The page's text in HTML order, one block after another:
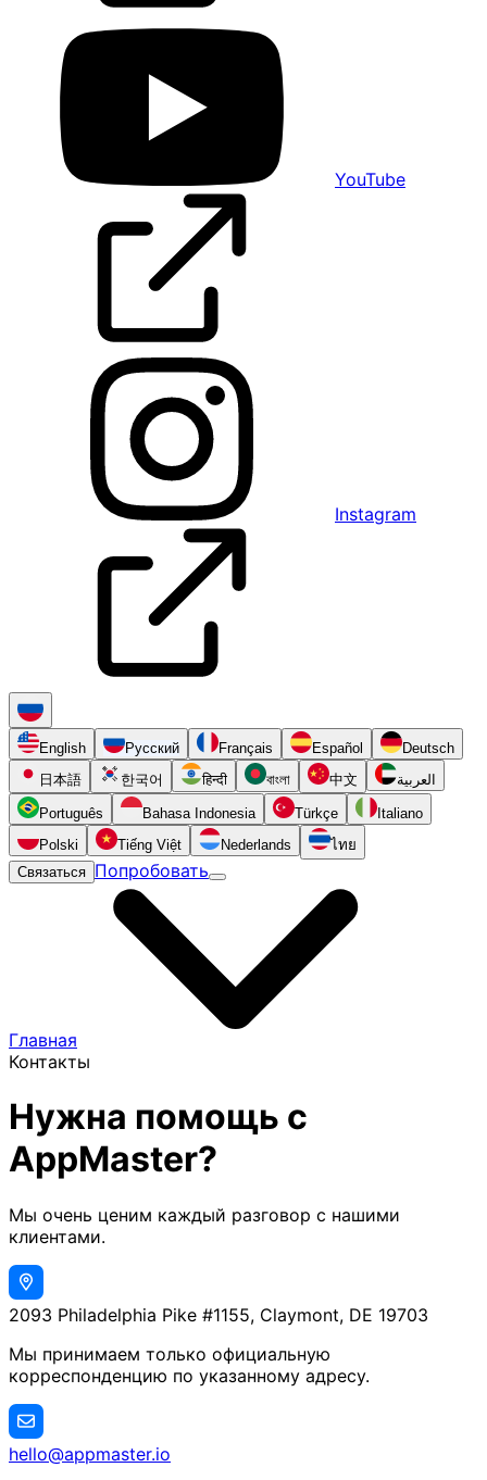
YouTube
Instagram
English Русский Français Español
Deutsch
日本語
한국어 हिन्दी বাংলা 中文 العربية
Português Bahasa Indonesia Türkçe
Italiano
Polski
Tiếng Việt Nederlands
ไทย
Связаться Попробовать
Главная
Контакты
Нужна помощь с
AppMaster?
Мы очень ценим каждый разговор с нашими
клиентами.
2093 Philadelphia Pike #1155, Claymont, DE 19703
Мы принимаем только официальную
корреспонденцию по указанному адресу.
hello@appmaster.io